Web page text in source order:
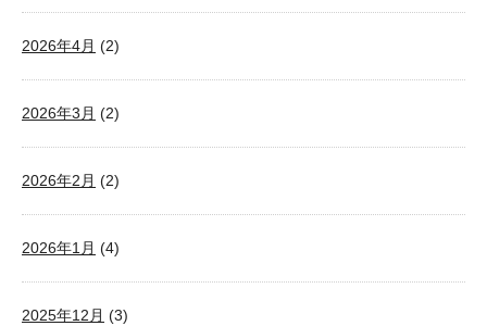
2026年4月 (2)
2026年3月 (2)
2026年2月 (2)
2026年1月 (4)
2025年12月 (3)